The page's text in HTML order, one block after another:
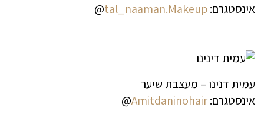
אינסטגרם:tal_naaman.Makeup
@
עמית דנינו – מעצבת שיער
אינסטגרם:Amitdaninohair
@